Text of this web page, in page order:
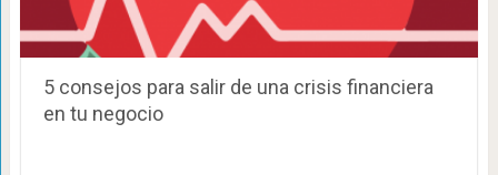
5 consejos para salir de una crisis financiera
en tu negocio